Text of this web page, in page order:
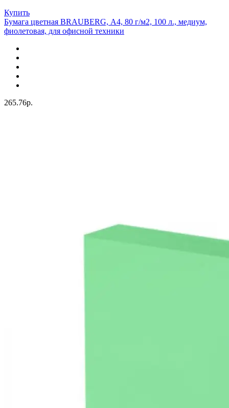
Купить
Бумага цветная BRAUBERG, А4, 80 г/м2, 100 л., медиум,
фиолетовая, для офисной техники
265.76р.